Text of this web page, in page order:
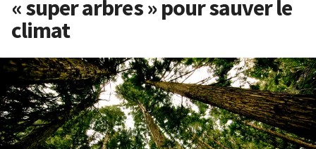
« super arbres » pour sauver le
climat